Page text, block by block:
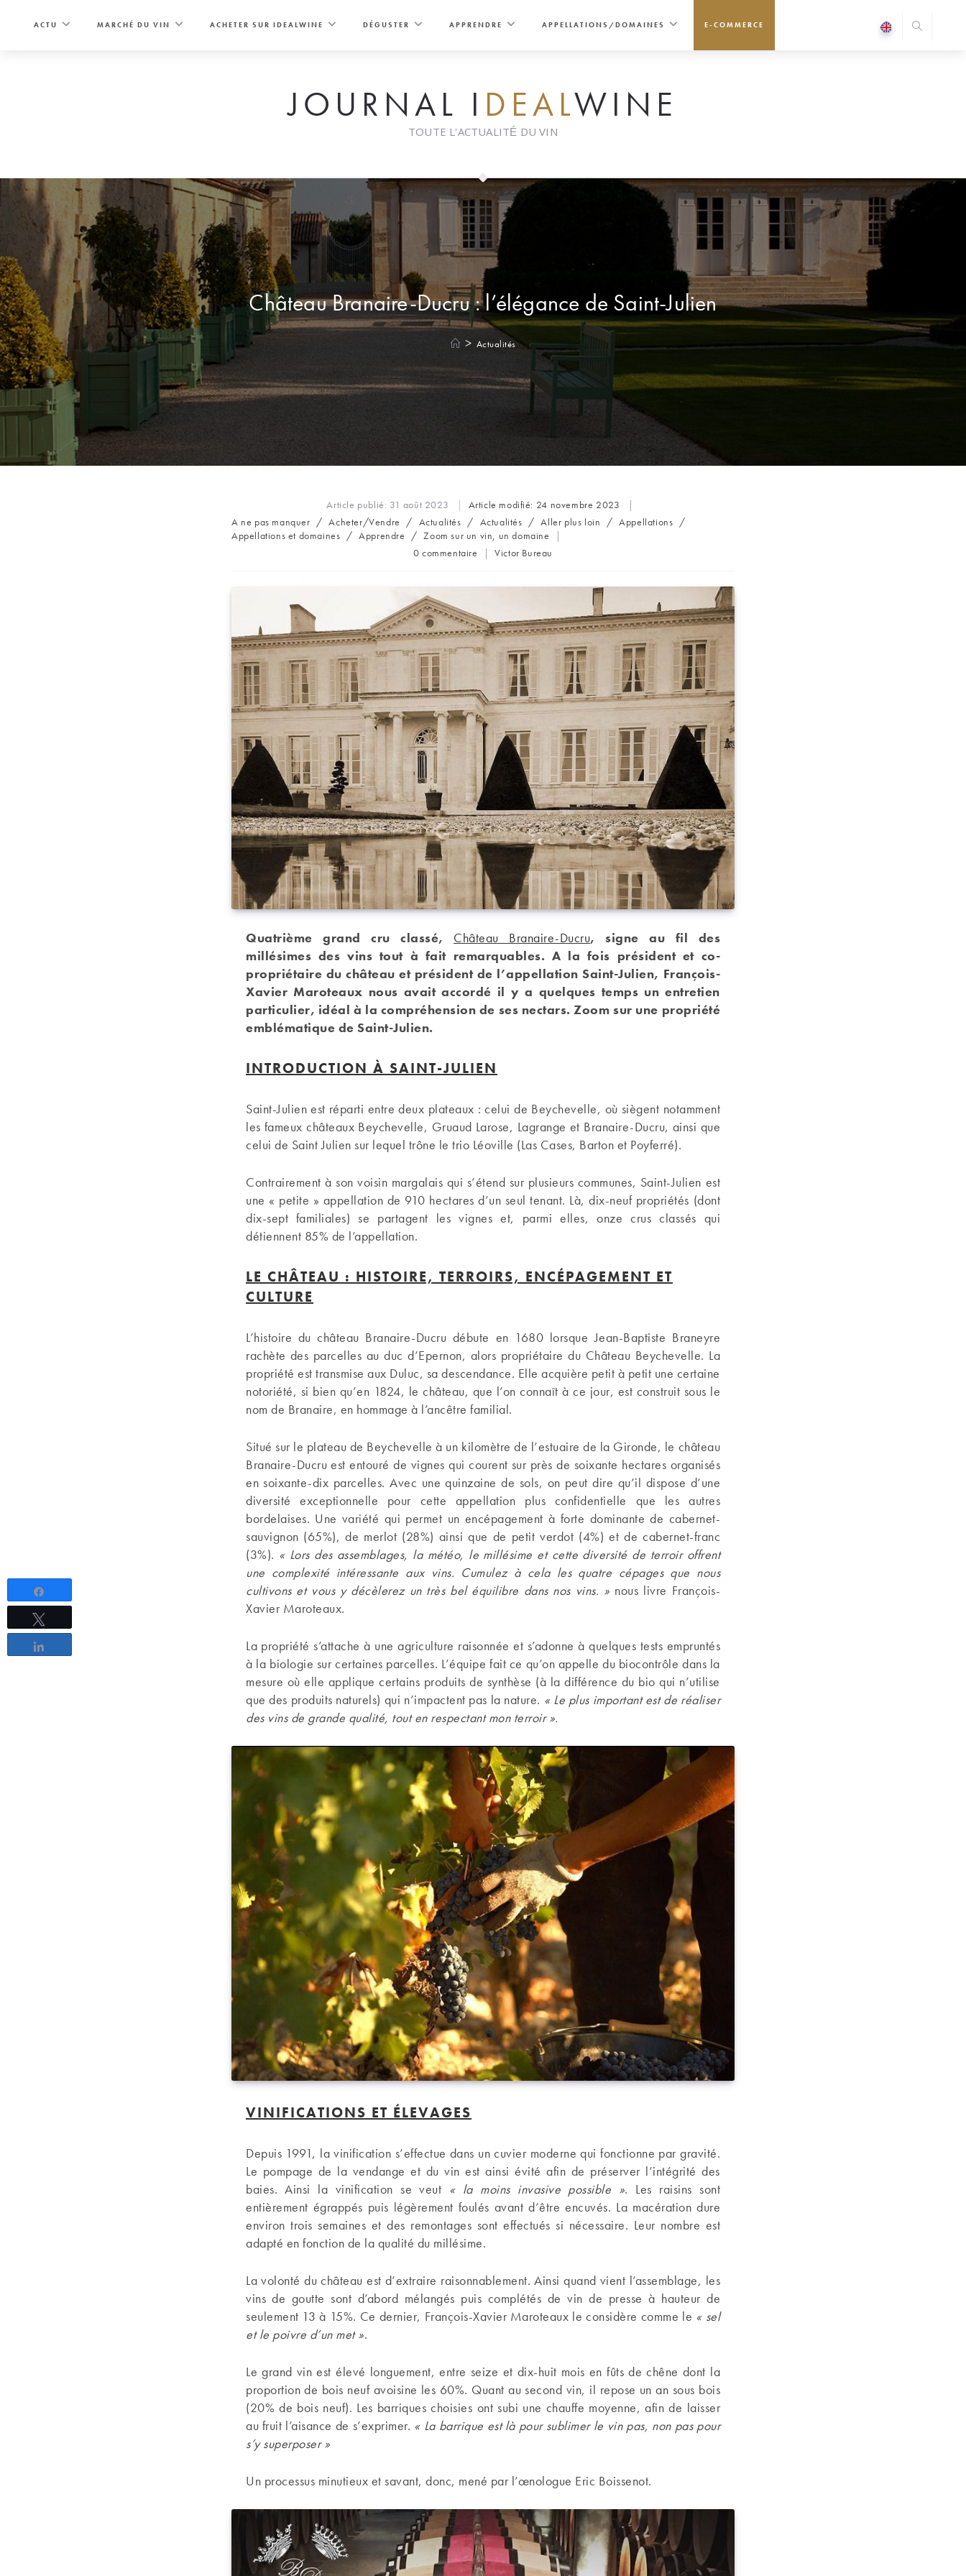
ACTU MARCHÉ DU VIN ACHETER SUR IDEALWINE DÉGUSTER APPRENDRE APPELLATIONS/DOMAINES E-COMMERCE
JOURNAL I DEALWINE
TOUTE L'ACTUALITÉ DU VIN
Château Branaire-Ducru : l’élégance de Saint-Julien
> Actualités
Article publié: 31 août 2023 Article modifié: 24 novembre 2023
Post
category:
A ne pas manquer / Acheter/Vendre / Actualités / Actualités / Aller plus loin / Appellations /
Appellations et domaines / Apprendre / Zoom sur un vin, un domaine
Commentaires
publication :
0 commentaire
Auteur/autrice
Victor Bureau
Quatrième grand cru classé, Château Branaire-Ducru, signe au fil des
millésimes des vins tout à fait remarquables. A la fois président et co-
propriétaire du château et président de l’appellation Saint-Julien, François-
Xavier Maroteaux nous avait accordé il y a quelques temps un entretien
particulier, idéal à la compréhension de ses nectars. Zoom sur une propriété
emblématique de Saint-Julien.
INTRODUCTION À SAINT-JULIEN
Saint-Julien est réparti entre deux plateaux : celui de Beychevelle, où siègent notamment
les fameux châteaux Beychevelle, Gruaud Larose, Lagrange et Branaire-Ducru, ainsi que
celui de Saint Julien sur lequel trône le trio Léoville (Las Cases, Barton et Poyferré).
Contrairement à son voisin margalais qui s’étend sur plusieurs communes, Saint-Julien est
une « petite » appellation de 910 hectares d’un seul tenant. Là, dix-neuf propriétés (dont
dix-sept familiales) se partagent les vignes et, parmi elles, onze crus classés qui
détiennent 85% de l’appellation.
LE CHÂTEAU : HISTOIRE, TERROIRS, ENCÉPAGEMENT ET
CULTURE
L’histoire du château Branaire-Ducru débute en 1680 lorsque Jean-Baptiste Braneyre
rachète des parcelles au duc d’Epernon, alors propriétaire du Château Beychevelle. La
propriété est transmise aux Duluc, sa descendance. Elle acquière petit à petit une certaine
notoriété, si bien qu’en 1824, le château, que l’on connaît à ce jour, est construit sous le
nom de Branaire, en hommage à l’ancêtre familial.
Situé sur le plateau de Beychevelle à un kilomètre de l’estuaire de la Gironde, le château
Branaire-Ducru est entouré de vignes qui courent sur près de soixante hectares organisés
en soixante-dix parcelles. Avec une quinzaine de sols, on peut dire qu’il dispose d’une
diversité exceptionnelle pour cette appellation plus confidentielle que les autres
bordelaises. Une variété qui permet un encépagement à forte dominante de cabernet-
sauvignon (65%), de merlot (28%) ainsi que de petit verdot (4%) et de cabernet-franc
(3%). « Lors des assemblages, la météo, le millésime et cette diversité de terroir offrent
une complexité intéressante aux vins. Cumulez à cela les quatre cépages que nous
cultivons et vous y décèlerez un très bel équilibre dans nos vins. » nous livre François-
Xavier Maroteaux.
La propriété s’attache à une agriculture raisonnée et s’adonne à quelques tests empruntés
à la biologie sur certaines parcelles. L’équipe fait ce qu’on appelle du biocontrôle dans la
mesure où elle applique certains produits de synthèse (à la différence du bio qui n’utilise
que des produits naturels) qui n’impactent pas la nature. « Le plus important est de réaliser
des vins de grande qualité, tout en respectant mon terroir ».
VINIFICATIONS ET ÉLEVAGES
Depuis 1991, la vinification s’effectue dans un cuvier moderne qui fonctionne par gravité.
Le pompage de la vendange et du vin est ainsi évité afin de préserver l’intégrité des
baies. Ainsi la vinification se veut « la moins invasive possible ». Les raisins sont
entièrement égrappés puis légèrement foulés avant d’être encuvés. La macération dure
environ trois semaines et des remontages sont effectués si nécessaire. Leur nombre est
adapté en fonction de la qualité du millésime.
La volonté du château est d’extraire raisonnablement. Ainsi quand vient l’assemblage, les
vins de goutte sont d’abord mélangés puis complétés de vin de presse à hauteur de
seulement 13 à 15%. Ce dernier, François-Xavier Maroteaux le considère comme le « sel
et le poivre d’un met ».
Le grand vin est élevé longuement, entre seize et dix-huit mois en fûts de chêne dont la
proportion de bois neuf avoisine les 60%. Quant au second vin, il repose un an sous bois
(20% de bois neuf). Les barriques choisies ont subi une chauffe moyenne, afin de laisser
au fruit l’aisance de s’exprimer. « La barrique est là pour sublimer le vin pas, non pas pour
s’y superposer »
Un processus minutieux et savant, donc, mené par l’œnologue Eric Boissenot.